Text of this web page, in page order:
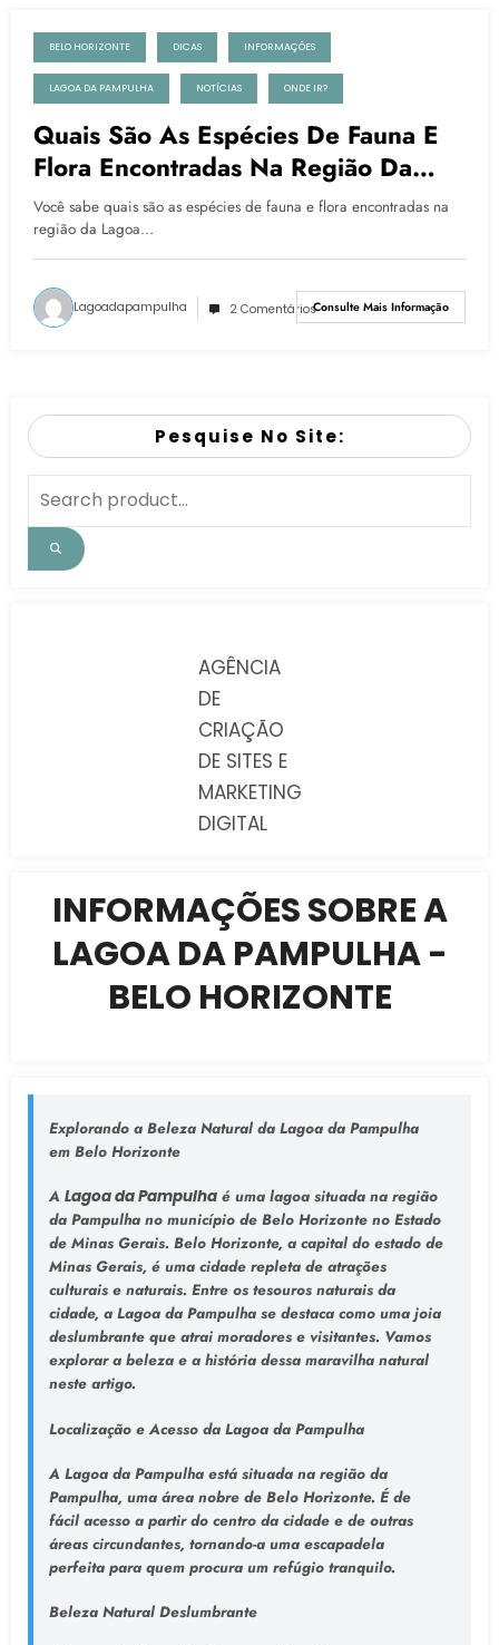
28 de junho de 2023
BELO HORIZONTE DICAS INFORMAÇÕES
LAGOA DA PAMPULHA NOTÍCIAS ONDE IR?
Quais São As Espécies De Fauna E
Flora Encontradas Na Região Da
Lagoa Da Pampulha?
Você sabe quais são as espécies de fauna e flora encontradas na
região da Lagoa…
Lagoadapampulha 2 ComentáriosConsulte Mais Informação
Pesquise No Site:
AGÊNCIA
DE
CRIAÇÃO
DE SITES E
MARKETING
DIGITAL
INFORMAÇÕES SOBRE A
LAGOA DA PAMPULHA -
BELO HORIZONTE
Explorando a Beleza Natural da Lagoa da Pampulha
em Belo Horizonte
A Lagoa da Pampulha é uma lagoa situada na região
da Pampulha no município de Belo Horizonte no Estado
de Minas Gerais. Belo Horizonte, a capital do estado de
Minas Gerais, é uma cidade repleta de atrações
culturais e naturais. Entre os tesouros naturais da
cidade, a Lagoa da Pampulha se destaca como uma joia
deslumbrante que atrai moradores e visitantes. Vamos
explorar a beleza e a história dessa maravilha natural
neste artigo.
Localização e Acesso da Lagoa da Pampulha
A Lagoa da Pampulha está situada na região da
Pampulha, uma área nobre de Belo Horizonte. É de
fácil acesso a partir do centro da cidade e de outras
áreas circundantes, tornando-a uma escapadela
perfeita para quem procura um refúgio tranquilo.
Beleza Natural Deslumbrante